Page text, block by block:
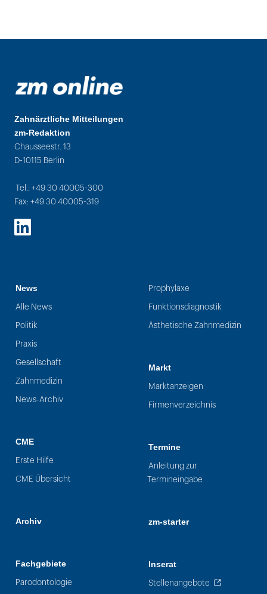
Zahnärztliche Mitteilungen
zm-Redaktion
Chausseestr. 13
D-10115 Berlin
Tel.: +49 30 40005-300
Fax: +49 30 40005-319
LinkedIn
News
Alle News
Politik
Praxis
Gesellschaft
Zahnmedizin
News-Archiv
CME
Erste Hilfe
CME Übersicht
Archiv
Fachgebiete
Parodontologie
Prophylaxe
Funktionsdiagnostik
Ästhetische Zahnmedizin
Markt
Marktanzeigen
Firmenverzeichnis
Termine
Anleitung zur
Termineingabe
zm-starter
Inserat
Stellenangebote